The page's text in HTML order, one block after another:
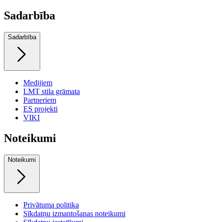
Sadarbība
Sadarbība
Medijiem
LMT stila grāmata
Partneriem
ES projekti
VIKI
Noteikumi
Noteikumi
Privātuma politika
Sīkdatņu izmantošanas noteikumi